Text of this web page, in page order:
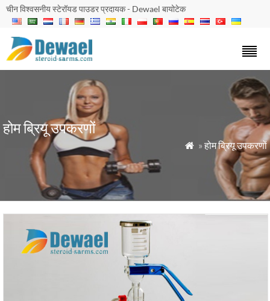
चीन विश्वसनीय स्टेरॉयड पाउडर प्रदायक - Dewael बायोटेक
होम ब्रियू उपकरणों
 » होम ब्रियू उपकरणों